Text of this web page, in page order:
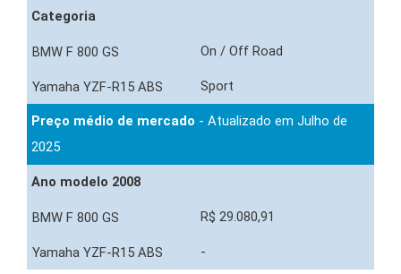
Categoria
On / Off Road
Sport
Preço médio de mercado - Atualizado em Julho de
2025
Ano modelo 2008
R$ 29.080,91
-